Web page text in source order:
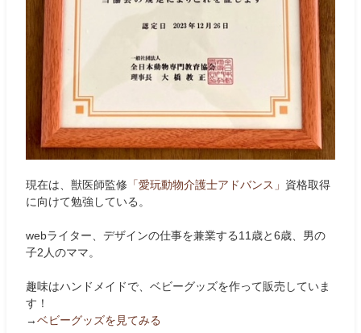
現在は、獣医師監修 「愛玩動物介護士アドバンス」 資格取得
に向けて勉強している。
webライター、デザインの仕事を兼業する11歳と6歳、男の
子2人のママ。
趣味はハンドメイドで、ベビーグッズを作って販売していま
す！
→ベビーグッズを見てみる